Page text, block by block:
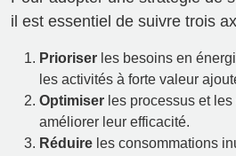
il est essentiel de suivre trois
Prioriser les besoins en
les activités à forte valeur
Optimiser les processus et
améliorer leur efficacité.
Réduire les consommations